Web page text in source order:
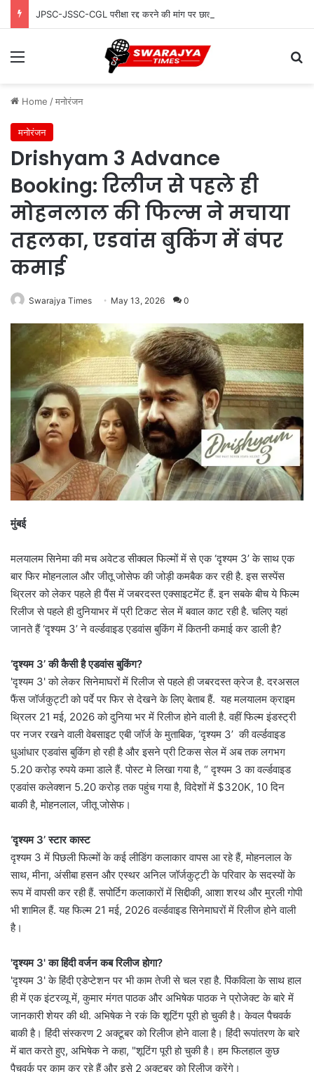
Menu
Home /मनोरंजन
मनोरंजन
Drishyam 3 Advance
Booking: रिलीज से पहले ही
मोहनलाल की फिल्म ने मचाया
तहलका, एडवांस बुकिंग में बंपर
कमाई
Swarajya Times May 13, 2026 0
मुंबई
मलयालम सिनेमा की मच अवेटड सीक्वल फिल्मों में से एक ‘दृश्यम 3’ के साथ एक
बार फिर मोहनलाल और जीतू जोसेफ की जोड़ी कमबैक कर रही है. इस सस्पेंस
थ्रिलर को लेकर पहले ही पैंस में जबरदस्त एक्साइटमेंट हैं. इन सबके बीच ये फिल्म
रिलीज से पहले ही दुनियाभर में प्री टिकट सेल में बवाल काट रही है. चलिए यहां
जानते हैं ‘दृश्यम 3’ ने वर्ल्डवाइड एडवांस बुकिंग में कितनी कमाई कर डाली है?
‘दृश्यम 3’ की कैसी है एडवांस बुकिंग?
'दृश्यम 3' को लेकर सिनेमाघरों में रिलीज से पहले ही जबरदस्त क्रेज है. दरअसल
फैंस जॉर्जकुट्टी को पर्दे पर फिर से देखने के लिए बेताब हैं. यह मलयालम क्राइम
थ्रिलर 21 मई, 2026 को दुनिया भर में रिलीज होने वाली है. वहीं फिल्म इंडस्ट्री
पर नजर रखने वाली वेबसाइट एबी जॉर्ज के मुताबिक, ‘दृश्यम 3’ की वर्ल्डवाइड
धुआंधार एडवांस बुकिंग हो रही है और इसने प्री टिकस सेल में अब तक लगभग
5.20 करोड़ रुपये कमा डाले हैं. पोस्ट मे लिखा गया है, “ दृश्यम 3 का वर्ल्डवाइड
एडवांस कलेक्शन 5.20 करोड़ तक पहुंच गया है, विदेशों में $320K, 10 दिन
बाकी है, मोहनलाल, जीतू जोसेफ।
‘दृश्यम 3’ स्टार कास्ट
दृश्यम 3 में पिछली फिल्मों के कई लीडिंग कलाकार वापस आ रहे हैं, मोहनलाल के
साथ, मीना, अंसीबा हसन और एस्थर अनिल जॉर्जकुट्टी के परिवार के सदस्यों के
रूप में वापसी कर रही हैं. सपोर्टिग कलाकारों में सिद्दीकी, आशा शरथ और मुरली गोपी
भी शामिल हैं. यह फिल्म 21 मई, 2026 वर्ल्डवाइड सिनेमाघरों में रिलीज होने वाली
है।
'दृश्यम 3' का हिंदी वर्जन कब रिलीज होगा?
'दृश्यम 3' के हिंदी एडेप्टेशन पर भी काम तेजी से चल रहा है. पिंकविला के साथ हाल
ही में एक इंटरव्यू में, कुमार मंगत पाठक और अभिषेक पाठक ने प्रोजेक्ट के बारे में
जानकारी शेयर की थी. अभिषेक ने रकं कि शूटिंग पूरी हो चुकी है। केवल पैचवर्क
बाकी है। हिंदी संस्करण 2 अक्टूबर को रिलीज होने वाला है। हिंदी रूपांतरण के बारे
में बात करते हुए, अभिषेक ने कहा, "शूटिंग पूरी हो चुकी है। हम फिलहाल कुछ
पैचवर्क पर काम कर रहे हैं और इसे 2 अक्टूबर को रिलीज करेंगे।